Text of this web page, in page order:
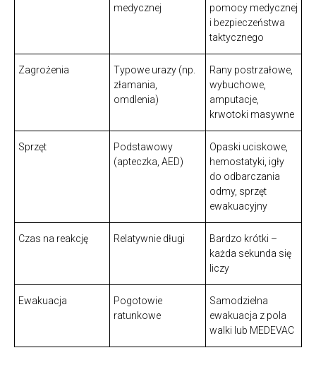
medycznej
pomocy medycznej
i bezpieczeństwa
taktycznego
Zagrożenia
Typowe urazy (np.
złamania,
omdlenia)
Rany postrzałowe,
wybuchowe,
amputacje,
krwotoki masywne
Sprzęt
Podstawowy
(apteczka, AED)
Opaski uciskowe,
hemostatyki, igły
do odbarczania
odmy, sprzęt
ewakuacyjny
Czas na reakcję Relatywnie długi
Bardzo krótki –
każda sekunda się
liczy
Ewakuacja
Pogotowie
ratunkowe
Samodzielna
ewakuacja z pola
walki lub MEDEVAC